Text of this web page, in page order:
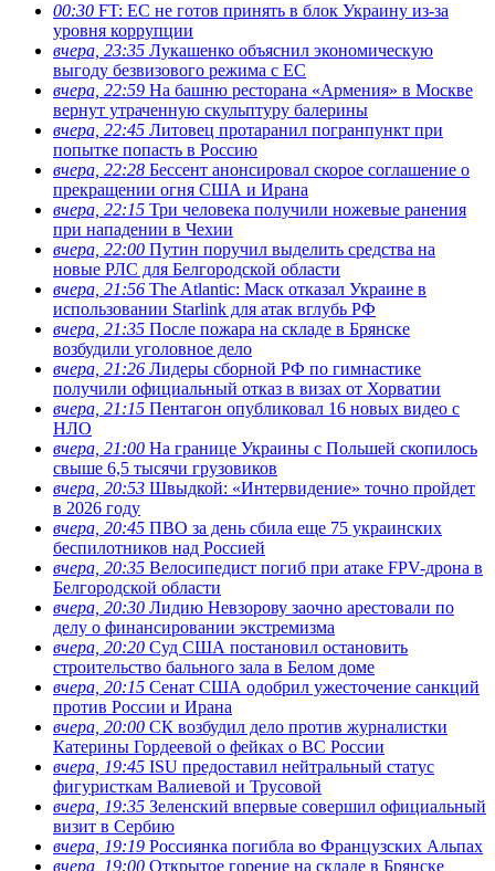
00:30 FT: ЕС не готов принять в блок Украину из-за
уровня коррупции
вчера, 23:35 Лукашенко объяснил экономическую
выгоду безвизового режима с ЕС
вчера, 22:59 На башню ресторана «Армения» в Москве
вернут утраченную скульптуру балерины
вчера, 22:45 Литовец протаранил погранпункт при
попытке попасть в Россию
вчера, 22:28 Бессент анонсировал скорое соглашение о
прекращении огня США и Ирана
вчера, 22:15 Три человека получили ножевые ранения
при нападении в Чехии
вчера, 22:00 Путин поручил выделить средства на
новые РЛС для Белгородской области
вчера, 21:56 The Atlantic: Маск отказал Украине в
использовании Starlink для атак вглубь РФ
вчера, 21:35 После пожара на складе в Брянске
возбудили уголовное дело
вчера, 21:26 Лидеры сборной РФ по гимнастике
получили официальный отказ в визах от Хорватии
вчера, 21:15 Пентагон опубликовал 16 новых видео с
НЛО
вчера, 21:00 На границе Украины с Польшей скопилось
свыше 6,5 тысячи грузовиков
вчера, 20:53 Швыдкой: «Интервидение» точно пройдет
в 2026 году
вчера, 20:45 ПВО за день сбила еще 75 украинских
беспилотников над Россией
вчера, 20:35 Велосипедист погиб при атаке FPV-дрона в
Белгородской области
вчера, 20:30 Лидию Невзорову заочно арестовали по
делу о финансировании экстремизма
вчера, 20:20 Суд США постановил остановить
строительство бального зала в Белом доме
вчера, 20:15 Сенат США одобрил ужесточение санкций
против России и Ирана
вчера, 20:00 СК возбудил дело против журналистки
Катерины Гордеевой о фейках о ВС России
вчера, 19:45 ISU предоставил нейтральный статус
фигуристкам Валиевой и Трусовой
вчера, 19:35 Зеленский впервые совершил официальный
визит в Сербию
вчера, 19:19 Россиянка погибла во Французских Альпах
вчера, 19:00 Открытое горение на складе в Брянске